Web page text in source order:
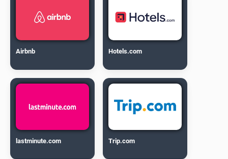
Airbnb Hotels.com
lastminute.com Trip.com